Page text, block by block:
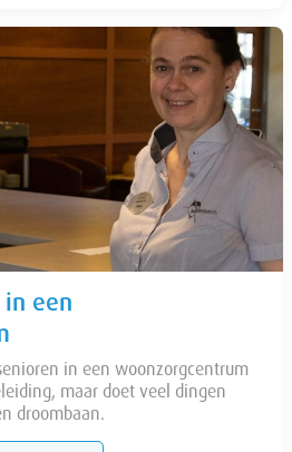
een
in een woonzorgcentrum
maar doet veel dingen
droombaan.